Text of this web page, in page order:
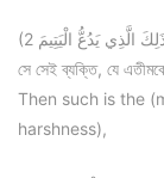
الَّذِي يَدُعُّ الْيَتِيمَ
সে সেই ব্যক্তি, যে
Then such is the
harshness),